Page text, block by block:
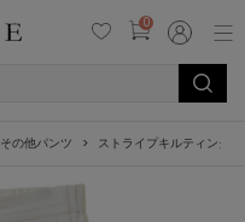
0
その他パンツ ストライプキルティング